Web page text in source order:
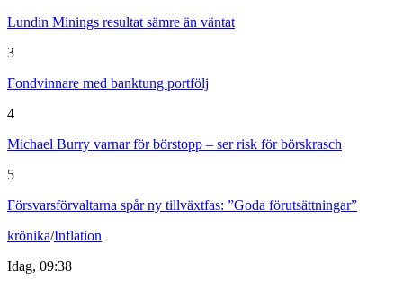
Lundin Minings resultat sämre än väntat
3
Fondvinnare med banktung portfölj
4
Michael Burry varnar för börstopp – ser risk för börskrasch
5
Försvarsförvaltarna spår ny tillväxtfas: ”Goda förutsättningar”
krönika/Inflation
Idag, 09:38